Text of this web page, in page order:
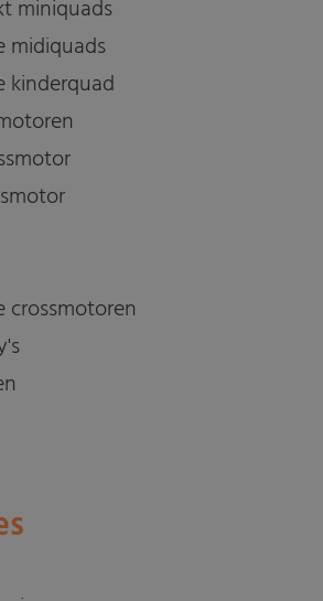
miniquads
midiquads
kinderquad
crossmotoren